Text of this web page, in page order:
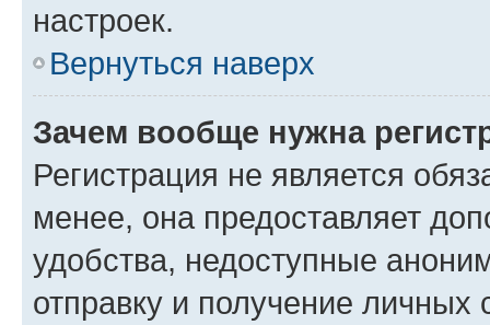
настроек.
Вернуться наверх
Зачем вообще нужна
Регистрация не является
менее, она предоставляет
удобства, недоступные
отправку и получение